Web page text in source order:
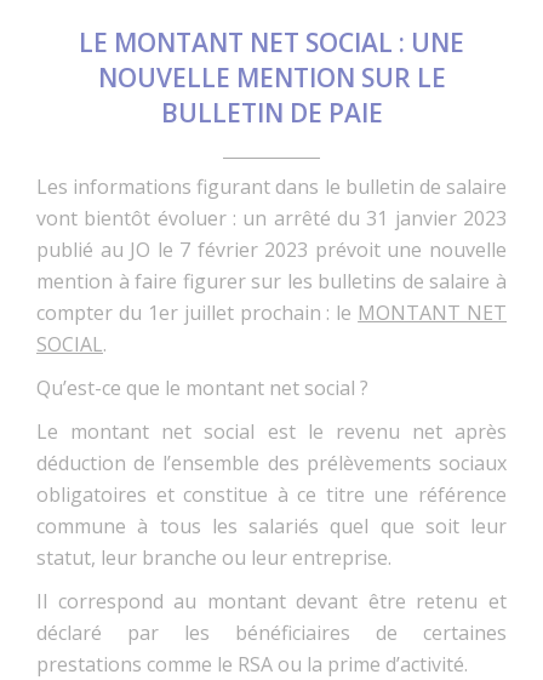
LE MONTANT NET SOCIAL : UNE
NOUVELLE MENTION SUR LE
BULLETIN DE PAIE
Les informations figurant dans le bulletin de salaire
vont bientôt évoluer : un arrêté du 31 janvier 2023
publié au JO le 7 février 2023 prévoit une nouvelle
mention à faire figurer sur les bulletins de salaire à
compter du 1er juillet prochain : le MONTANT NET
SOCIAL.
Qu’est-ce que le montant net social ?
Le montant net social est le revenu net après
déduction de l’ensemble des prélèvements sociaux
obligatoires et constitue à ce titre une référence
commune à tous les salariés quel que soit leur
statut, leur branche ou leur entreprise.
Il correspond au montant devant être retenu et
déclaré par les bénéficiaires de certaines
prestations comme le RSA ou la prime d’activité.